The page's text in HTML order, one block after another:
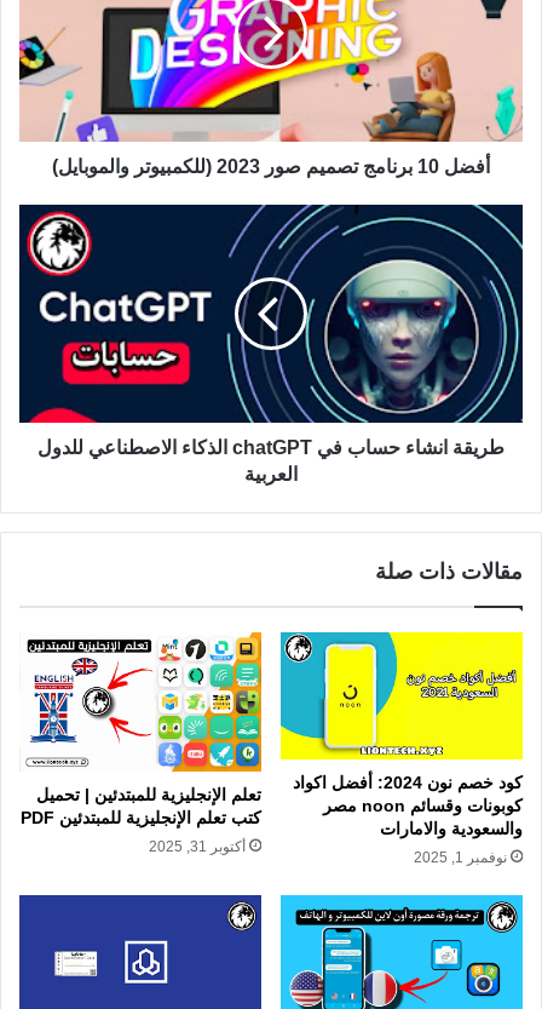
أفضل 10 برنامج تصميم صور 2023 (للكمبيوتر والموبايل)
طريقة انشاء حساب في chatGPT الذكاء الاصطناعي للدول
العربية
مقالات ذات صلة
كود خصم نون 2024: أفضل اكواد
كوبونات وقسائم noon مصر
والسعودية والامارات
نوفمبر 1, 2025
تعلم الإنجليزية للمبتدئين | تحميل
كتب تعلم الإنجليزية للمبتدئين PDF
أكتوبر 31, 2025